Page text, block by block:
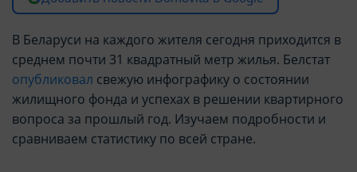
В Беларуси на каждого жителя сегодня приходится в
среднем почти 31 квадратный метр жилья. Белстат
опубликовал свежую инфографику о состоянии
жилищного фонда и успехах в решении квартирного
вопроса за прошлый год. Изучаем подробности и
сравниваем статистику по всей стране.